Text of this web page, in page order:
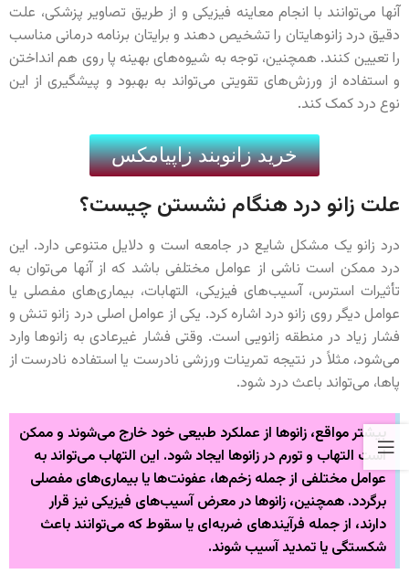
آنها می‌توانند با انجام معاینه فیزیکی و از طریق تصاویر پزشکی، علت
دقیق درد زانوهایتان را تشخیص دهند و برایتان برنامه درمانی مناسب
را تعیین کنند. همچنین، توجه به شیوه‌های بهینه پا روی هم انداختن
و استفاده از ورزش‌های تقویتی می‌تواند به بهبود و پیشگیری از این
نوع درد کمک کند.
خرید زانوبند زاپیامکس
علت زانو درد هنگام نشستن چیست؟
درد زانو یک مشکل شایع در جامعه است و دلایل متنوعی دارد. این
درد ممکن است ناشی از عوامل مختلفی باشد که از آنها می‌توان به
تأثیرات استرس، آسیب‌های فیزیکی، التهابات، بیماری‌های مفصلی یا
عوامل دیگر روی زانو درد اشاره کرد. یکی از عوامل اصلی درد زانو تنش و
فشار زیاد در منطقه زانویی است. وقتی فشار غیرعادی به زانوها وارد
می‌شود، مثلاً در نتیجه تمرینات ورزشی نادرست یا استفاده نادرست از
پاها، می‌تواند باعث درد شود.
بیشتر مواقع، زانوها از عملکرد طبیعی خود خارج می‌شوند و ممکن
است التهاب و تورم در زانوها ایجاد شود. این التهاب می‌تواند به
عوامل مختلفی از جمله زخم‌ها، عفونت‌ها یا بیماری‌های مفصلی
برگردد. همچنین، زانوها در معرض آسیب‌های فیزیکی نیز قرار
دارند، از جمله فرآیندهای ضربه‌ای یا سقوط‌ که می‌توانند باعث
شکستگی یا تمدید آسیب شوند.